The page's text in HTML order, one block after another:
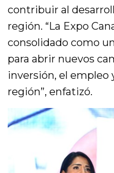
contribuir al
región. “La Expo
consolidado como
para abrir nuevos
inversión, el empleo
región”, enfatizó.